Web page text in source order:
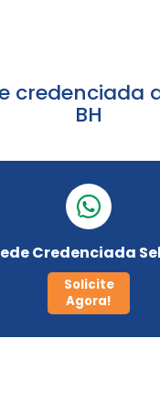
Saúde
credenciada
BH
Credenciada
Solicite
Agora!